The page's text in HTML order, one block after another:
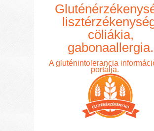
cöliákia,
gabonaallergia.
A gluténintolerancia
portálja.